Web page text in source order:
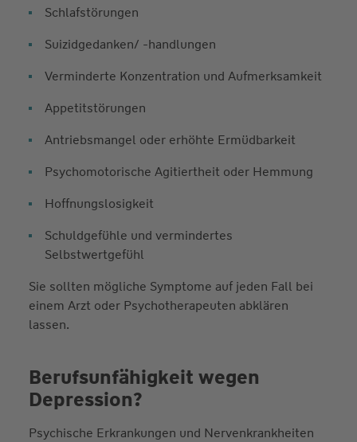
Schlafstörungen
Suizidgedanken/ -handlungen
Verminderte Konzentration und Aufmerksamkeit
Appetitstörungen
Antriebsmangel oder erhöhte Ermüdbarkeit
Psychomotorische Agitiertheit oder Hemmung
Hoffnungslosigkeit
Schuldgefühle und vermindertes
Selbstwertgefühl
Sie sollten mögliche Symptome auf jeden Fall bei
einem Arzt oder Psychotherapeuten abklären
lassen.
Berufsunfähigkeit wegen
Depression?
Psychische Erkrankungen und Nervenkrankheiten